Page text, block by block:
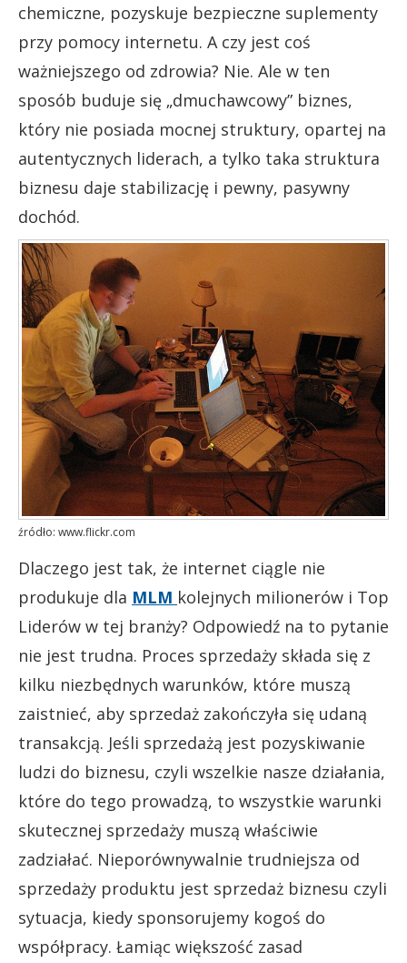
chemiczne, pozyskuje bezpieczne suplementy
przy pomocy internetu. A czy jest coś
ważniejszego od zdrowia? Nie. Ale w ten
sposób buduje się „dmuchawcowy” biznes,
który nie posiada mocnej struktury, opartej na
autentycznych liderach, a tylko taka struktura
biznesu daje stabilizację i pewny, pasywny
dochód.
źródło: www.flickr.com
Dlaczego jest tak, że internet ciągle nie
produkuje dla MLM kolejnych milionerów i Top
Liderów w tej branży? Odpowiedź na to pytanie
nie jest trudna. Proces sprzedaży składa się z
kilku niezbędnych warunków, które muszą
zaistnieć, aby sprzedaż zakończyła się udaną
transakcją. Jeśli sprzedażą jest pozyskiwanie
ludzi do biznesu, czyli wszelkie nasze działania,
które do tego prowadzą, to wszystkie warunki
skutecznej sprzedaży muszą właściwie
zadziałać. Nieporównywalnie trudniejsza od
sprzedaży produktu jest sprzedaż biznesu czyli
sytuacja, kiedy sponsorujemy kogoś do
współpracy. Łamiąc większość zasad